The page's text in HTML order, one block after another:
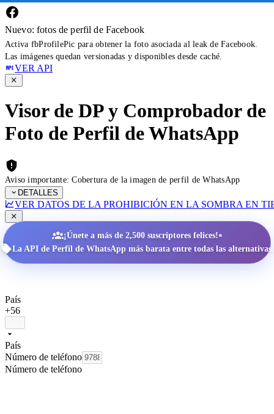
Nuevo: fotos de perfil de Facebook
Activa fbProfilePic para obtener la foto asociada al leak de Facebook.
Las imágenes quedan versionadas y disponibles desde caché.
VER API
Visor de DP y Comprobador de
Foto de Perfil de WhatsApp
Aviso importante: Cobertura de la imagen de perfil de WhatsApp
DETALLES
VER DATOS DE LA PROHIBICIÓN EN LA SOMBRA EN
¡Únete a más de 2,500 suscriptores felices!•
La API de Perfil de WhatsApp más barata entre todas las alternativas.
País
+56
País
Número de teléfono
Número de teléfono